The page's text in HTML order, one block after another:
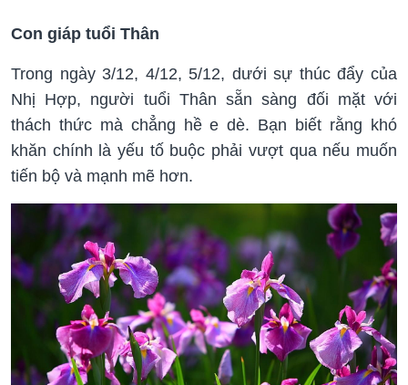
Con giáp tuổi Thân
Trong ngày 3/12, 4/12, 5/12, dưới sự thúc đẩy của
Nhị Hợp, người tuổi Thân sẵn sàng đối mặt với
thách thức mà chẳng hề e dè. Bạn biết rằng khó
khăn chính là yếu tố buộc phải vượt qua nếu muốn
tiến bộ và mạnh mẽ hơn.